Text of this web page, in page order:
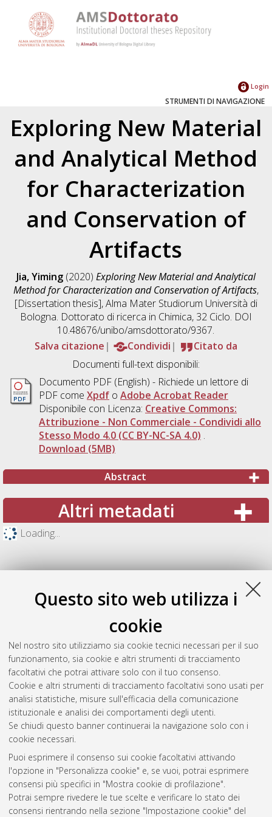
Questo sito web utilizza i
cookie
Nel nostro sito utilizziamo sia cookie tecnici necessari per il suo
funzionamento, sia cookie e altri strumenti di tracciamento
facoltativi che potrai attivare solo con il tuo consenso.
Cookie e altri strumenti di tracciamento facoltativi sono usati per
analisi statistiche, misure sull'efficacia della comunicazione
istituzionale e analisi dei comportamenti degli utenti.
Se chiudi questo banner continuerai la navigazione solo con i
cookie necessari.
Puoi esprimere il consenso sui cookie facoltativi attivando
l'opzione in "Personalizza cookie" e, se vuoi, potrai esprimere
consensi più specifici in "Mostra cookie di profilazione".
Potrai sempre rivedere le tue scelte e verificare lo stato dei
consensi rientrando nella sezione "Impostazione cookie" del
Login
STRUMENTI DI NAVIGAZIONE
Exploring New Material
and Analytical Method
for Characterization
and Conservation of
Artifacts
Jia, Yiming(2020) Exploring New Material and Analytical
Method for Characterization and Conservation of Artifacts,
[Dissertation thesis], Alma Mater Studiorum Università di
Bologna. Dottorato di ricerca in Chimica, 32 Ciclo. DOI
10.48676/unibo/amsdottorato/9367.
Salva citazione
Condividi
Citato da
Documenti full-text disponibili:
Documento PDF(English) - Richiede un lettore di
PDF come Xpdfo Adobe Acrobat Reader
Disponibile con Licenza: Creative Commons:
Attribuzione - Non Commerciale - Condividi allo
Stesso Modo 4.0 (CC BY-NC-SA 4.0) .
Download (5MB)
Abstract
Altri metadati
Loading...
Gestione del documento:
Atom
Rss 1.0
Rss 2.0